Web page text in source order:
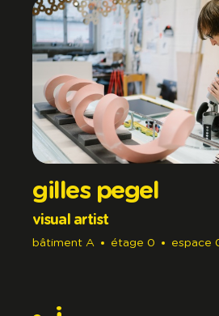
gilles pegel
visual artist
bâtiment A étage 0 espace